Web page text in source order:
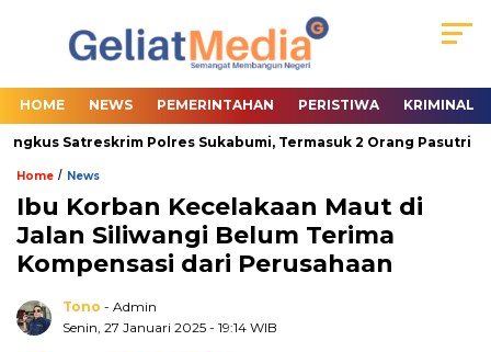
HOME NEWS PEMERINTAHAN PERISTIWA KRIMINAL
Satreskrim Polres Sukabumi, Termasuk 2 Orang Pasutri
Home / News
Ibu Korban Kecelakaan Maut di
Jalan Siliwangi Belum Terima
Kompensasi dari Perusahaan
Tono - Admin
Senin, 27 Januari 2025 - 19:14 WIB